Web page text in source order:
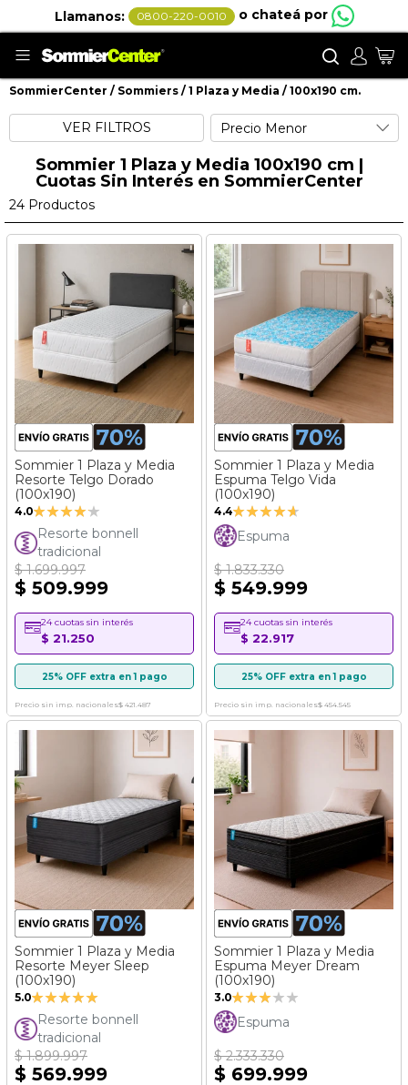
Llamanos: 0800-220-0010 o chateá por
Buscar
SommierCenter Sommiers 1 Plaza y Media 100x190 cm.
100x190 cm.
VER FILTROS
Sommier 1 Plaza y Media 100x190 cm |
Cuotas Sin Interés en SommierCenter
24 Productos
Sommier 1 Plaza y Media
Resorte Telgo Dorado
(100x190)
4.0Valoración:
80%
Resorte bonnell
tradicional
$ 1.699.997
$ 509.999
24 cuotas sin interés
$ 21.250
25% OFF extra en 1 pago
Precio sin imp. nacionales$ 421.487
Sommier 1 Plaza y Media
Espuma Telgo Vida
(100x190)
4.4Valoración:
88%
Espuma
$ 1.833.330
$ 549.999
24 cuotas sin interés
$ 22.917
25% OFF extra en 1 pago
Precio sin imp. nacionales$ 454.545
Sommier 1 Plaza y Media
Resorte Meyer Sleep
(100x190)
5.0Valoración:
100%
Resorte bonnell
tradicional
$ 1.899.997
$ 569.999
Sommier 1 Plaza y Media
Espuma Meyer Dream
(100x190)
3.0Valoración:
60%
Espuma
$ 2.333.330
$ 699.999